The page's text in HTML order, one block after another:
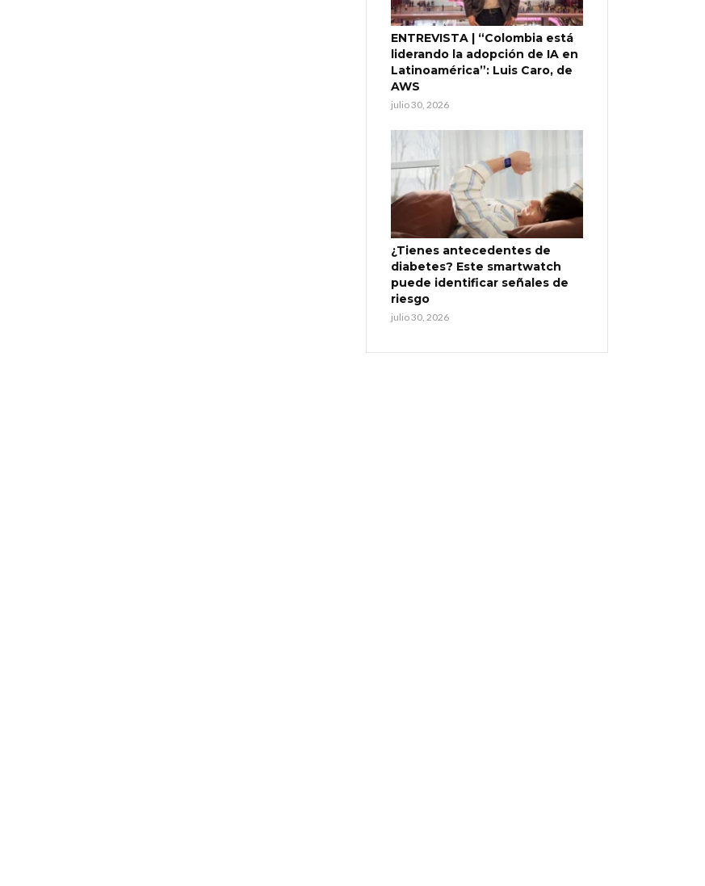
ENTREVISTA | “Colombia está
liderando la adopción de IA en
Latinoamérica”: Luis Caro, de
AWS
julio 30, 2026
¿Tienes antecedentes de
diabetes? Este smartwatch
puede identificar señales de
riesgo
julio 30, 2026